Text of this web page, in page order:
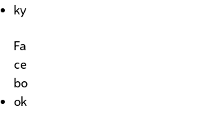
ky
Fa
ce
bo
ok